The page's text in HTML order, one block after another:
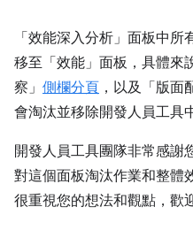
「效能深入分析」 面板中所
移至「效能」 面板，具體來
察」 側欄分頁 ，以及「版面
會淘汰並移除開發人員工具
開發人員工具團隊非常感謝
對這個面板淘汰作業和整體
很重視您的想法和觀點，歡